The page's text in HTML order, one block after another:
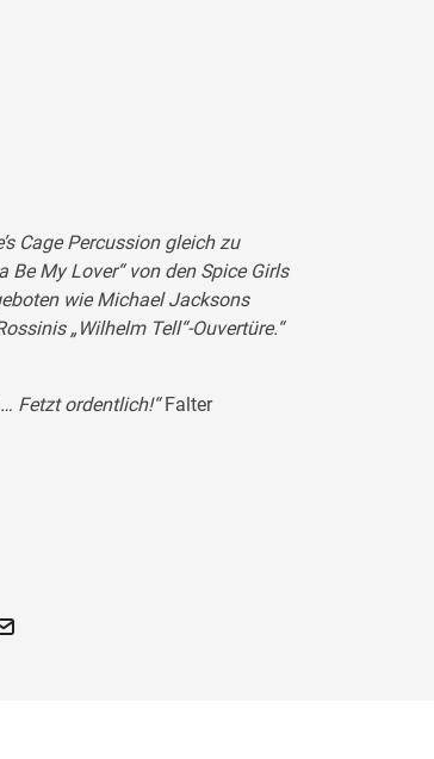
Cage Percussion gleich zu
Be My Lover“ von den Spice Girls
wie Michael Jacksons
„Wilhelm Tell“-Ouvertüre.“
Fetzt ordentlich!“Falter